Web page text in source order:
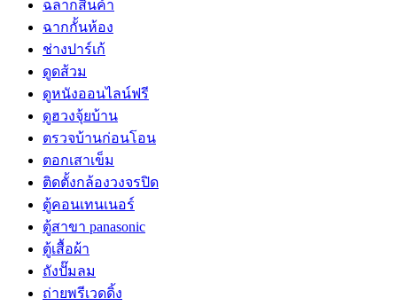
ฉลากสินค้า
ฉากกั้นห้อง
ช่างปาร์เก้
ดูดส้วม
ดูหนังออนไลน์ฟรี
ดูฮวงจุ้ยบ้าน
ตรวจบ้านก่อนโอน
ตอกเสาเข็ม
ติดตั้งกล้องวงจรปิด
ตู้คอนเทนเนอร์
ตู้สาขา panasonic
ตู้เสื้อผ้า
ถังปั๊มลม
ถ่ายพรีเวดดิ้ง